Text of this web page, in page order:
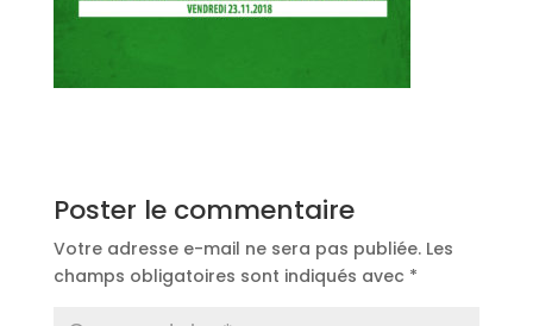
Poster le commentaire
Votre adresse e-mail ne sera pas publiée. Les
champs obligatoires sont indiqués avec *